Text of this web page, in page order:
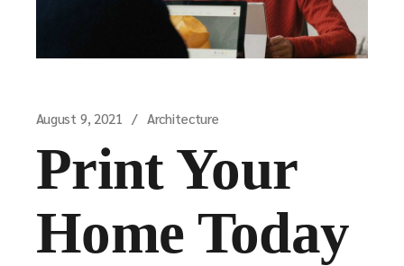
August 9, 2021 Architecture
Print Your
Home Today